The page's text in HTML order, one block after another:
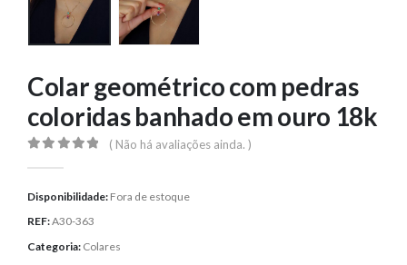
Colar geométrico com pedras
coloridas banhado em ouro 18k
( Não há avaliações ainda. )
Disponibilidade: Fora de estoque
REF:A30-363
Categoria: Colares